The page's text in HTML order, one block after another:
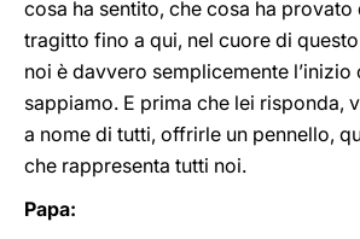
cosa ha sentito, che cosa ha provato
tragitto fino a qui, nel cuore di
noi è davvero semplicemente l’inizio
sappiamo. E prima che lei risponda,
a nome di tutti, offrirle un pennello,
che rappresenta tutti noi.
Papa: